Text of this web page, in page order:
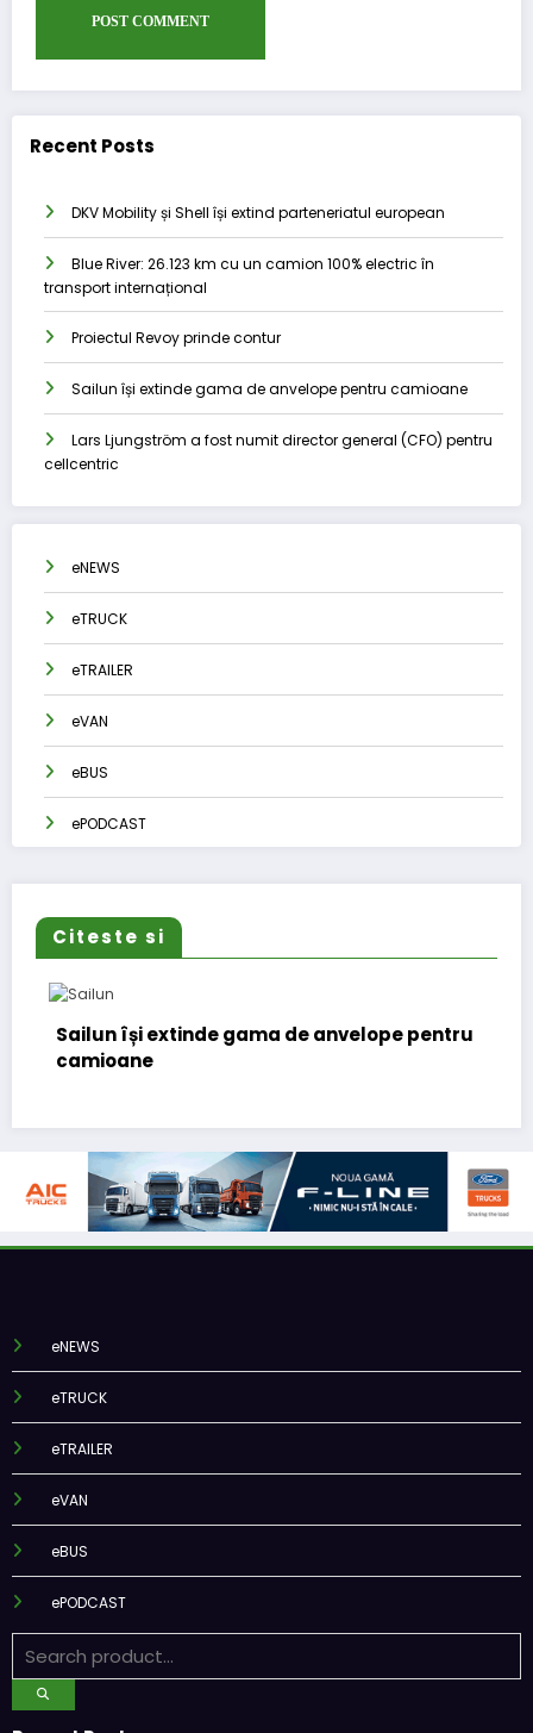
Recent Posts
DKV Mobility și Shell își extind parteneriatul european
Blue River: 26.123 km cu un camion 100% electric în
transport internațional
Proiectul Revoy prinde contur
Sailun își extinde gama de anvelope pentru camioane
Lars Ljungström a fost numit director general (CFO) pentru
cellcentric
eNEWS
eTRUCK
eTRAILER
eVAN
eBUS
ePODCAST
Citeste si
își extinde gama de anvelope pentru
Lars
eNEWS
eTRUCK
eTRAILER
eVAN
eBUS
ePODCAST